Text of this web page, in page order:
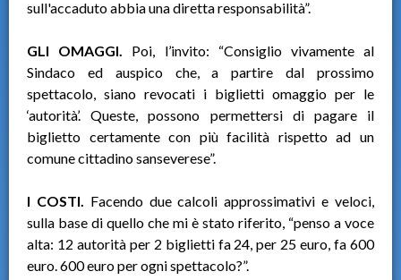
sull'accaduto abbia una diretta responsabilità”.
GLI OMAGGI. Poi, l’invito: “Consiglio vivamente al
Sindaco ed auspico che, a partire dal prossimo
spettacolo, siano revocati i biglietti omaggio per le
‘autorità’. Queste, possono permettersi di pagare il
biglietto certamente con più facilità rispetto ad un
comune cittadino sanseverese”.
I COSTI. Facendo due calcoli approssimativi e veloci,
sulla base di quello che mi è stato riferito, “penso a voce
alta: 12 autorità per 2 biglietti fa 24, per 25 euro, fa 600
euro. 600 euro per ogni spettacolo?”.